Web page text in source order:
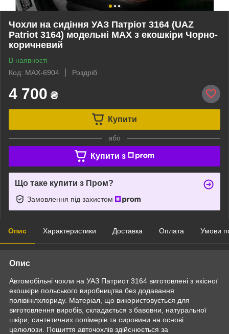
Чохли на сидіння УАЗ Патріот 3164 (UAZ
Patriot 3164) модельні MAX з екошкіри Чорно-
коричневий
В наявності
Код: MAX-6904
Роздріб
4 700 ₴
Купити
або
Купити з
Що таке купити з Пром?
Замовлення під захистом
Опис Характеристики Доставка Оплата Умови
Опис
Автомобільні чохли на УАЗ Патриот 3164 виготовлені з якісної
екошкіри польського виробництва без додавання
полівінілхлориду. Матеріал, що використовується для
виготовлення виробів, складається з бавовни, натуральної
шкіри, синтетичних полімерів та сировини на основі
целюлози. Пошиття авточохлів здійснюється за